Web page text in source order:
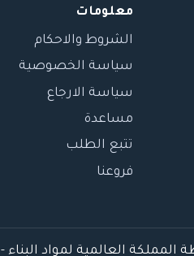
معلومات
الشروط والاحكام
سياسة الخصوصية
سياسة الارجاع
مساعدة
تتبع الطلب
فروعنا
العالمية لمواد البناء - 2018 ®